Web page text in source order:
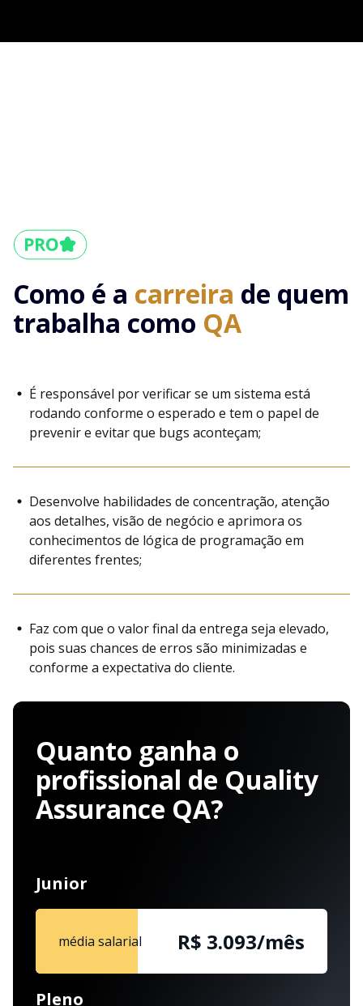
Como é a carreira de quem
trabalha como QA
É responsável por verificar se um sistema está
rodando conforme o esperado e tem o papel de
prevenir e evitar que bugs aconteçam;
Desenvolve habilidades de concentração, atenção
aos detalhes, visão de negócio e aprimora os
conhecimentos de lógica de programação em
diferentes frentes;
Faz com que o valor final da entrega seja elevado,
pois suas chances de erros são minimizadas e
conforme a expectativa do cliente.
Quanto ganha o
profissional de Quality
Assurance QA?
Junior
média salarial R$ 3.093/mês
Pleno